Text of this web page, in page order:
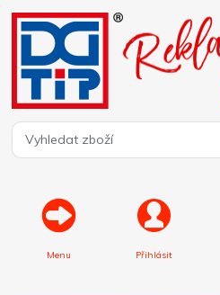
Menu Přihlásit